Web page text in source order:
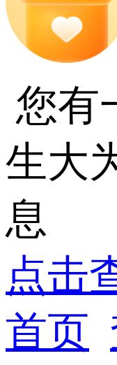
您有
生大
息
点击
首页